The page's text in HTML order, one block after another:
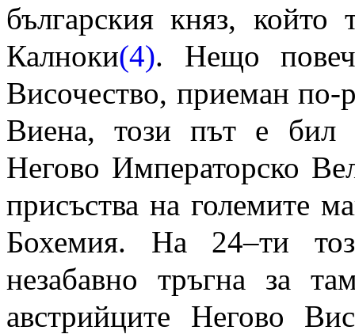
българския княз,
Калноки(4). Нещо
Височество, приеман по-
Виена, този път е бил
Негово Императорско
присъства на големите
Бохемия. На 24–ти
незабавно тръгна за
австрийците Негово